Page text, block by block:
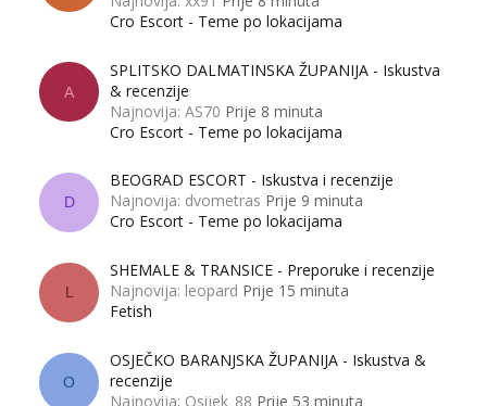
Cro Escort - Teme po lokacijama
A
SPLITSKO DALMATINSKA ŽUPANIJA - Iskustva
& recenzije
Najnovija: AS70 Prije 8 minuta
Cro Escort - Teme po lokacijama
D
BEOGRAD ESCORT - Iskustva i recenzije
Najnovija: dvometras Prije 9 minuta
Cro Escort - Teme po lokacijama
L
SHEMALE & TRANSICE - Preporuke i recenzije
Najnovija: leopard Prije 15 minuta
Fetish
O
OSJEČKO BARANJSKA ŽUPANIJA - Iskustva &
recenzije
Najnovija: Osijek_88 Prije 53 minuta